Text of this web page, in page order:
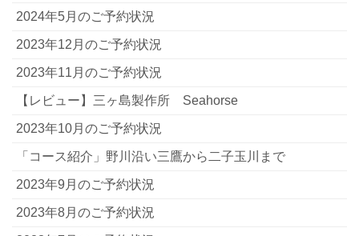
2024年5月のご予約状況
2023年12月のご予約状況
2023年11月のご予約状況
【レビュー】三ヶ島製作所 Seahorse
2023年10月のご予約状況
「コース紹介」野川沿い三鷹から二子玉川まで
2023年9月のご予約状況
2023年8月のご予約状況